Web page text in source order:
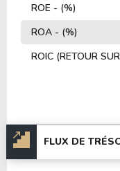
ROE - (%)
ROA - (%)
ROIC (RETOUR
FLUX DE